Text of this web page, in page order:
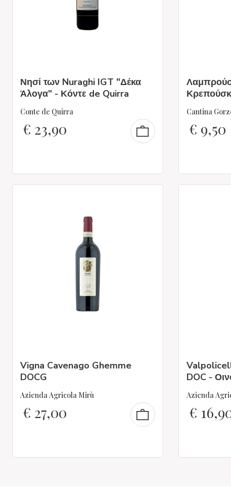
Νησί των Nuraghi IGT "Δέκα
Άλογα" - Κόντε de Quirra
Conte de Quirra
€ 23,90
Cantina
€ 9,50
Vigna Cavenago Ghemme
DOCG
Azienda Agricola Mirù
€ 27,00
DOC -
Azienda
€